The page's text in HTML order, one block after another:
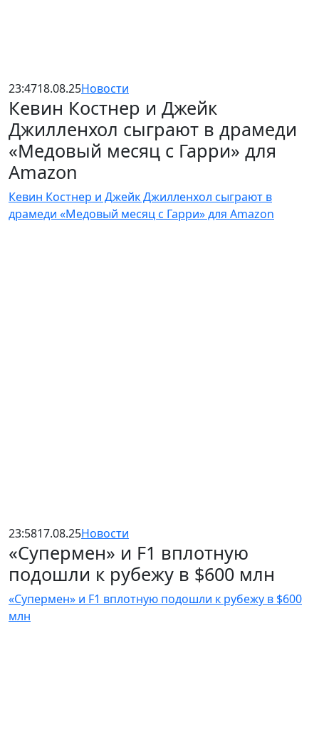
23:4718.08.25Новости
Кевин Костнер и Джейк
Джилленхол сыграют в драмеди
«Медовый месяц с Гарри» для
Amazon
Кевин Костнер и Джейк Джилленхол сыграют в
драмеди «Медовый месяц с Гарри» для Amazon
23:5817.08.25Новости
«Супермен» и F1 вплотную
подошли к рубежу в $600 млн
«Супермен» и F1 вплотную подошли к рубежу в $600
млн